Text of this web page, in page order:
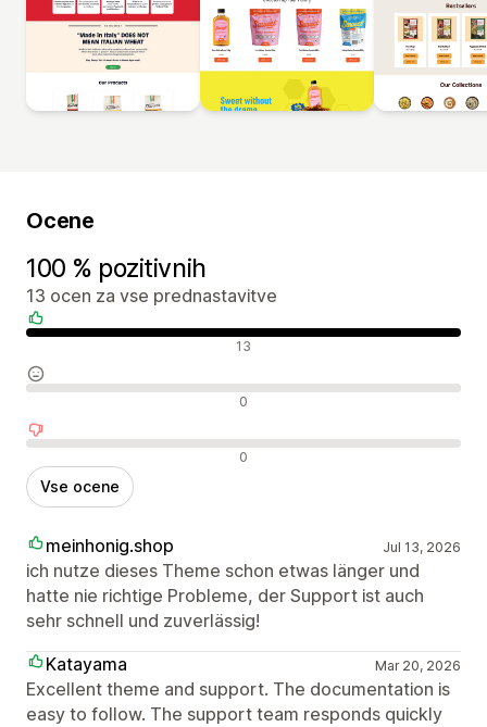
Ocene
100 % pozitivnih
13 ocen za vse prednastavitve
Pozitivne ocene 13
Nevtralne ocene 0
Negativne ocene 0
Vse ocene
meinhonig.shop Jul 13, 2026
ich nutze dieses Theme schon etwas länger und
hatte nie richtige Probleme, der Support ist auch
sehr schnell und zuverlässig!
Katayama
Mar 20, 2026
Excellent theme and support. The documentation is
easy to follow. The support team responds quickly